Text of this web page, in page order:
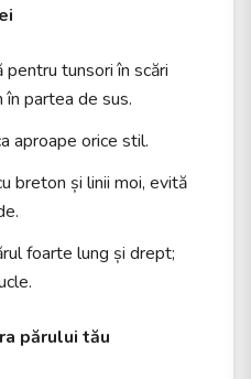
tunsori în scări
în partea de sus.
aproape orice stil.
breton și linii moi, evită
foarte lung și drept;
părului tău